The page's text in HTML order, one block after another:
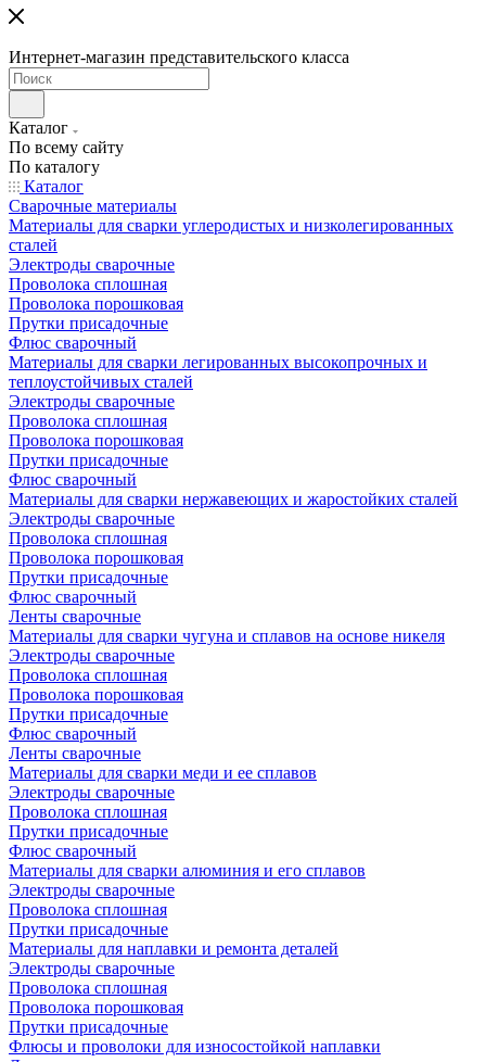
Интернет-магазин представительского класса
Каталог
По всему сайту
По каталогу
Каталог
Сварочные материалы
Материалы для сварки углеродистых и низколегированных
сталей
Электроды сварочные
Проволока сплошная
Проволока порошковая
Прутки присадочные
Флюс сварочный
Материалы для сварки легированных высокопрочных и
теплоустойчивых сталей
Электроды сварочные
Проволока сплошная
Проволока порошковая
Прутки присадочные
Флюс сварочный
Материалы для сварки нержавеющих и жаростойких сталей
Электроды сварочные
Проволока сплошная
Проволока порошковая
Прутки присадочные
Флюс сварочный
Ленты сварочные
Материалы для сварки чугуна и сплавов на основе никеля
Электроды сварочные
Проволока сплошная
Проволока порошковая
Прутки присадочные
Флюс сварочный
Ленты сварочные
Материалы для сварки меди и ее сплавов
Электроды сварочные
Проволока сплошная
Прутки присадочные
Флюс сварочный
Материалы для сварки алюминия и его сплавов
Электроды сварочные
Проволока сплошная
Прутки присадочные
Материалы для наплавки и ремонта деталей
Электроды сварочные
Проволока сплошная
Проволока порошковая
Прутки присадочные
Флюсы и проволоки для износостойкой наплавки